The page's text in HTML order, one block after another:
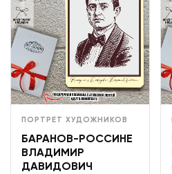
ПОРТРЕТ ХУДОЖНИКОВ
БАРАНОВ-РОССИНЕ
ВЛАДИМИР
ДАВИДОВИЧ